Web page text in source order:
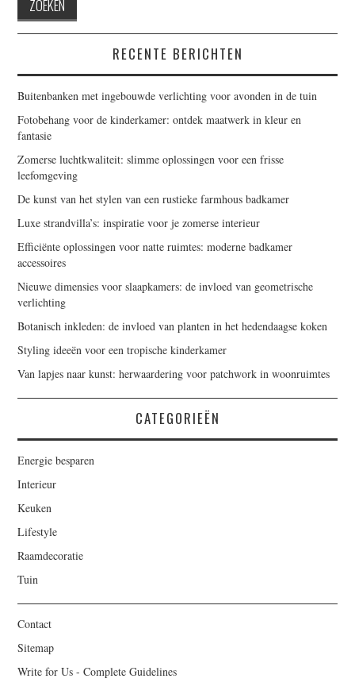
RECENTE BERICHTEN
Buitenbanken met ingebouwde verlichting voor avonden in de tuin
Fotobehang voor de kinderkamer: ontdek maatwerk in kleur en
fantasie
Zomerse luchtkwaliteit: slimme oplossingen voor een frisse
leefomgeving
De kunst van het stylen van een rustieke farmhous badkamer
Luxe strandvilla’s: inspiratie voor je zomerse interieur
Efficiënte oplossingen voor natte ruimtes: moderne badkamer
accessoires
Nieuwe dimensies voor slaapkamers: de invloed van geometrische
verlichting
Botanisch inkleden: de invloed van planten in het hedendaagse koken
Styling ideeën voor een tropische kinderkamer
Van lapjes naar kunst: herwaardering voor patchwork in woonruimtes
CATEGORIEËN
Energie besparen
Interieur
Keuken
Lifestyle
Raamdecoratie
Tuin
Contact
Sitemap
Write for Us - Complete Guidelines